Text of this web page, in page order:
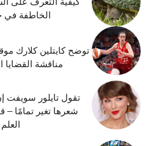
الخاطفة في
توضح كايتلين كلارك
مناقشة القضايا
تقول تايلور سويفت
شعرها تغير تمامًا –